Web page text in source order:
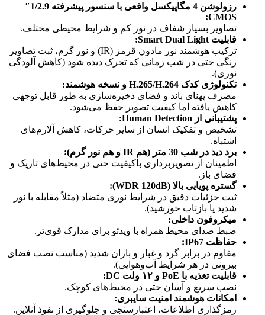
رزولوشن 4 مگاپیکسل واقعی با سنسور پیشرفته 1/2.9″
CMOS:
تصاویر بسیار شفاف در نور کم و شرایط محیطی مختلف.
قابلیت Smart Dual Light:
ترکیب هوشمند نور مادون قرمز (IR) و نور گرم، ثبت تصاویر
رنگی حتی در شب زمانی که تحرک دیده شود (کاهش آلودگی
نوری).
تکنولوژی کدک H.265/H.264 و نسخه هوشمند:
مصرف پهنای باند و فضای ذخیره‌سازی به طور قابل توجهی
کاهش یافته اما کیفیت تصویر حفظ می‌شود.
پشتیبانی از Human Detection:
تشخیص و تفکیک انسان از سایر حرکات، کاهش آلارم‌های
اشتباه.
برد دید در شب 30 متر (هم IR و هم نور گرم):
اطمینان از تصویربرداری باکیفیت حتی در محیط‌های تاریک و
فضای باز.
گستره پویایی بالا (WDR 120dB):
ثبت جزئیات دقیق در شرایط نوری متضاد (مثلاً مقابله با نور
شدید یا بازتاب خورشید).
میکروفون داخلی:
ضبط صدای محیط همراه با ویدئو برای مدارک قوی‌تر.
حفاظت IP67:
مقاوم در برابر گرد و غبار و باران شدید (مناسب نصب فضای
بیرونی در هر شرایط آب‌وهوایی).
قابلیت تغذیه با PoE و ۱۲ ولت DC:
نصب سریع و آسان حتی در محیط‌‌های کوچک.
امکانات هوشمند امنیت سایبری:
رمزگذاری اطلاعات، اعتبارسنجی و جلوگیری از نفوذ آنلاین.